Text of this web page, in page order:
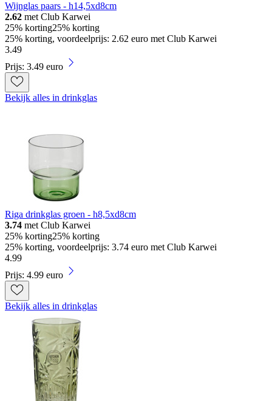
Wijnglas paars - h14,5xd8cm
2.62 met Club Karwei
25% korting25% korting
25% korting, voordeelprijs: 2.62 euro met Club Karwei
3.49
Prijs: 3.49 euro
Bekijk alles in drinkglas
Riga drinkglas groen - h8,5xd8cm
3.74 met Club Karwei
25% korting25% korting
25% korting, voordeelprijs: 3.74 euro met Club Karwei
4.99
Prijs: 4.99 euro
Bekijk alles in drinkglas